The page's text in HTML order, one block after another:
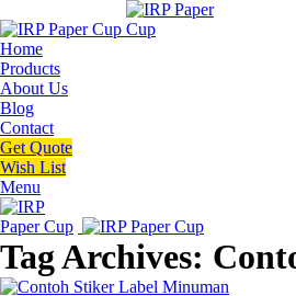
Home
Products
About Us
Blog
Contact
Get Quote
Wish List
Menu
Tag Archives: